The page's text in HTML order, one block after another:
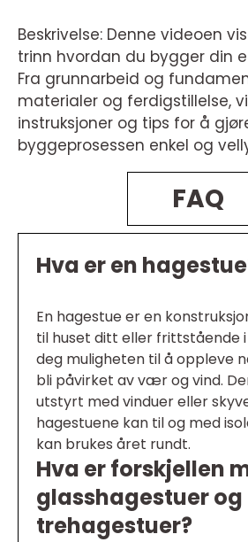
Beskrivelse: Denne videoen
trinn hvordan du bygger din
Fra grunnarbeid og
materialer og ferdigstillelse,
instruksjoner og tips for å
byggeprosessen enkel og
FAQ
Hva er en
En hagestue er en
til huset ditt eller frittstående i
deg muligheten til å oppleve
bli påvirket av vær og vind.
utstyrt med vinduer eller
hagestuene kan til og med
kan brukes året rundt.
Hva er forskjellen
glasshagestuer og
trehagestuer?